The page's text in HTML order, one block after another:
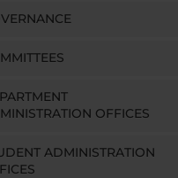
OFFICES
ADMINISTRATION